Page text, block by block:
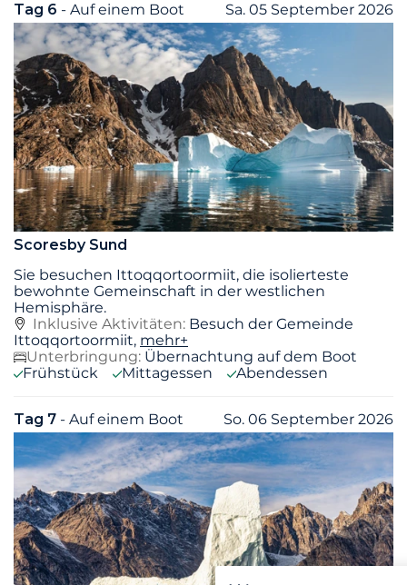
Tag 6 - Auf einem Boot Sa. 05 September 2026
Scoresby Sund
Sie besuchen Ittoqqortoormiit, die isolierteste
bewohnte Gemeinschaft in der westlichen
Hemisphäre.
Inklusive Aktivitäten: Besuch der Gemeinde
Ittoqqortoormiit, mehr+
Unterbringung: Übernachtung auf dem Boot
Frühstück
Mittagessen Abendessen
Tag 7 - Auf einem Boot So. 06 September 2026